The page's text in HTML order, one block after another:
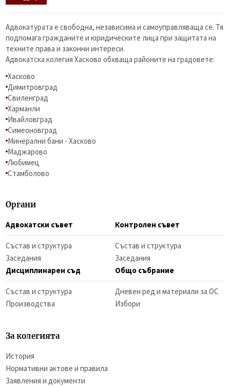
Адвокатурата е свободна, независима и самоуправляваща се. Тя
подпомага гражданите и юридическите лица при защитата на
техните права и законни интереси.
Адвокатска колегия Хасково обхваща районите на градовете:
Хасково
Димитровград
Свиленград
Харманли
Ивайловград
Симеоновград
Минерални бани - Хасково
Маджарово
Любимец
Стамболово
Органи
Адвокатски съвет
Състав и структура
Заседания
Контролен съвет
Състав и структура
Заседания
Дисциплинарен съд
Състав и структура
Производства
Общо събрание
Дневен ред и материали за ОС
Избори
За колегията
История
Нормативни актове и правила
Заявления и документи